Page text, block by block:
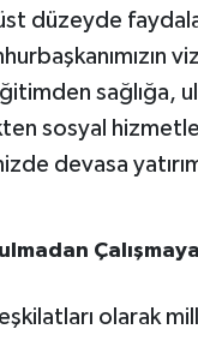
düzeyde
sağlığa,
sosyal
devasa
olarak